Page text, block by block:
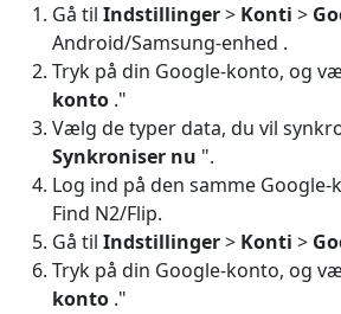
Gå til Indstillinger> Konti >
Android/Samsung-enhed .
Tryk på din Google-konto, og
konto ."
Vælg de typer data, du vil
Synkroniser nu ".
Log ind på den samme
Find N2/Flip.
Gå til Indstillinger> Konti >
Tryk på din Google-konto, og
konto ."